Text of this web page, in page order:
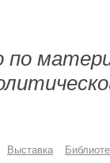
по
Выставка